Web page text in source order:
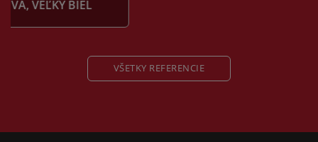
VŠETKY REFERENCIE